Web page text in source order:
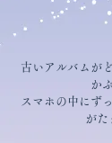
古いアルバムが
か
スマホの中にず
がた